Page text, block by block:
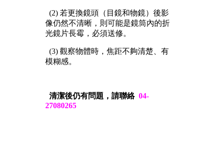
(2) 若更換鏡頭（目鏡和物鏡）後影
像仍然不清晰，則可能是鏡筒內的折
光鏡片長霉，必須送修。
(3) 觀察物體時，焦距不夠清楚、有
模糊感。
清潔後仍有問題，請聯絡 04-
27080265